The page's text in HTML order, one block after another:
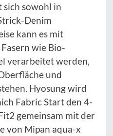
sich sowohl in
Denim
kann es mit
wie Bio-
verarbeitet werden,
und
Hyosung wird
Fabric Start den 4-
gemeinsam mit der
von Mipan aqua-x